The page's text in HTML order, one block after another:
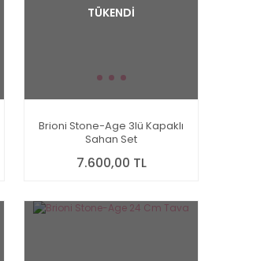
TÜKENDİ
Brioni Stone-Age 3lü Kapaklı
Sahan Set
7.600,00 TL